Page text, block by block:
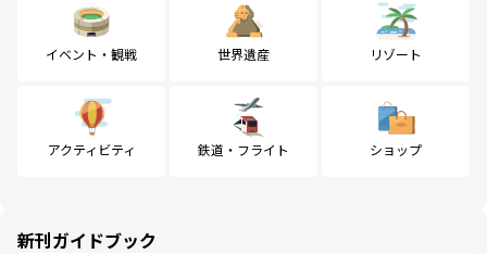
イベント・観戦 世界遺産 リゾート
アクティビティ 鉄道・フライト ショップ
新刊ガイドブック